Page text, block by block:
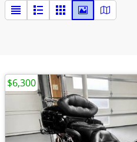
$6,300